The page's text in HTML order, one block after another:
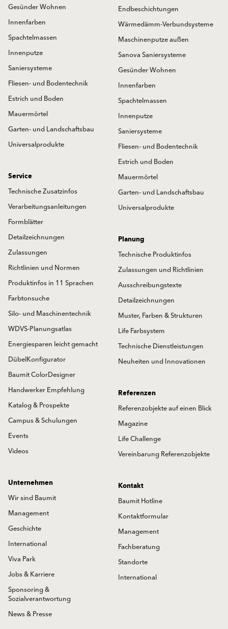
Gesünder Wohnen
Innenfarben
Spachtelmassen
Innenputze
Saniersysteme
Fliesen- und Bodentechnik
Estrich und Boden
Mauermörtel
Garten- und Landschaftsbau
Universalprodukte
Endbeschichtungen
Wärmedämm-Verbundsysteme
Maschinenputze außen
Sanova Saniersysteme
Gesünder Wohnen
Innenfarben
Spachtelmassen
Innenputze
Saniersysteme
Fliesen- und Bodentechnik
Estrich und Boden
Mauermörtel
Garten- und Landschaftsbau
Universalprodukte
Service
Technische Zusatzinfos
Verarbeitungsanleitungen
Formblätter
Detailzeichnungen
Zulassungen
Richtlinien und Normen
Produktinfos in 11 Sprachen
Farbtonsuche
Silo- und Maschinentechnik
WDVS-Planungsatlas
Energiesparen leicht gemacht
DübelKonfigurator
Baumit ColorDesigner
Handwerker Empfehlung
Katalog & Prospekte
Campus & Schulungen
Events
Videos
Planung
Technische Produktinfos
Zulassungen und Richtlinien
Ausschreibungstexte
Detailzeichnungen
Muster, Farben & Strukturen
Life Farbsystem
Technische Dienstleistungen
Neuheiten und Innovationen
Referenzen
Referenzobjekte auf einen Blick
Magazine
Life Challenge
Vereinbarung Referenzobjekte
Unternehmen
Wir sind Baumit
Management
Geschichte
International
Viva Park
Jobs & Karriere
Sponsoring &
Sozialverantwortung
News & Presse
Kontakt
Baumit Hotline
Kontaktformular
Management
Fachberatung
Standorte
International